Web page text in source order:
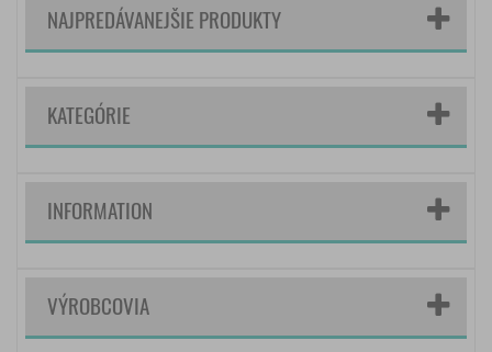
NAJPREDÁVANEJŠIE PRODUKTY
KATEGÓRIE
INFORMATION
VÝROBCOVIA